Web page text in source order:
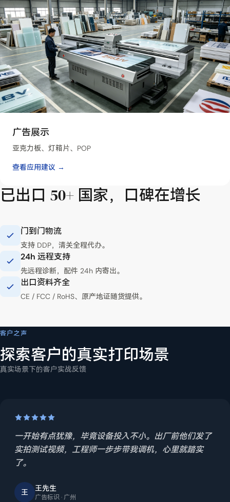
广告展示
亚克力板、灯箱片、POP
查看应用建议 →
已出口 50+ 国家，口碑在增长
门到门物流
支持 DDP，清关全程代办。
24h 远程支持
先远程诊断，配件 24h 内寄出。
出口资料齐全
CE / FCC / RoHS、原产地证随货提供。
YOWILL 全球物流
客户之声
探索客户的真实打印场景
真实场景下的客户实战反馈
一开始有点犹豫，毕竟设备投入不小。出厂前他们发了
实拍测试视频，工程师一步步带我调机，心里就踏实
了。
王 王先生
广告标识 · 广州